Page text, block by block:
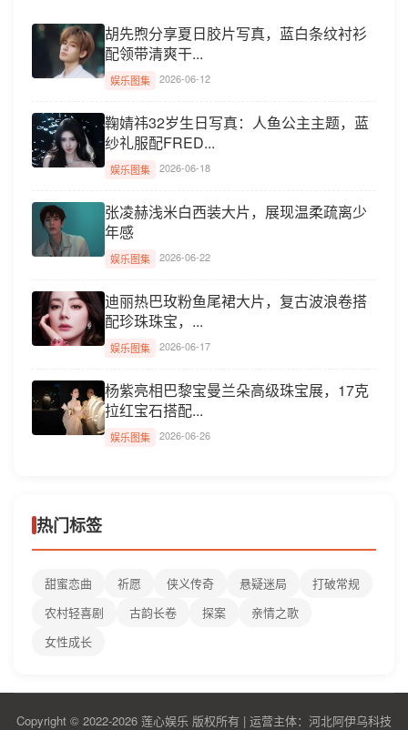
胡先煦分享夏日胶片写真，蓝白条纹衬衫
配领带清爽干...
娱乐图集 2026-06-12
鞠婧祎32岁生日写真：人鱼公主主题，蓝
纱礼服配FRED...
娱乐图集 2026-06-18
张凌赫浅米白西装大片，展现温柔疏离少
年感
娱乐图集 2026-06-22
迪丽热巴玫粉鱼尾裙大片，复古波浪卷搭
配珍珠珠宝，...
娱乐图集 2026-06-17
杨紫亮相巴黎宝曼兰朵高级珠宝展，17克
拉红宝石搭配...
娱乐图集 2026-06-26
热门标签
甜蜜恋曲 祈愿 侠义传奇 悬疑迷局
打破常规
农村轻喜剧
古韵长卷 探案
亲情之歌
女性成长
Copyright © 2022-2026 莲心娱乐 版权所有 | 运营主体：河北阿伊乌科技